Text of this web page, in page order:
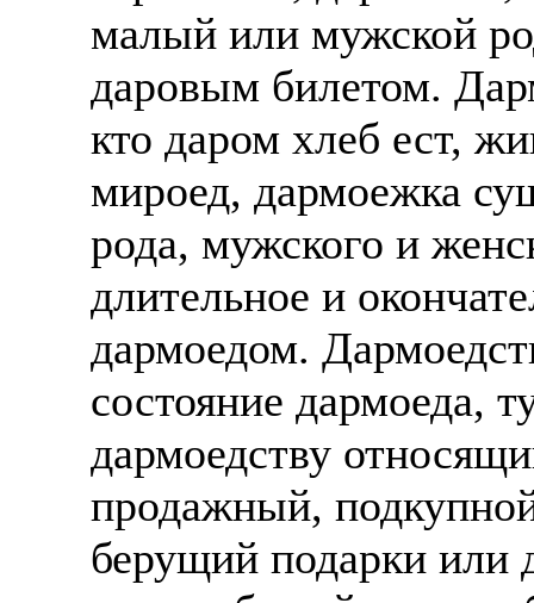
малый или мужской
даровым билетом.
кто даром хлеб ест,
мироед, дармоежка
рода, мужского и
длительное и
дармоедом.
состояние дармоеда,
дармоедству
продажный,
берущий подарки